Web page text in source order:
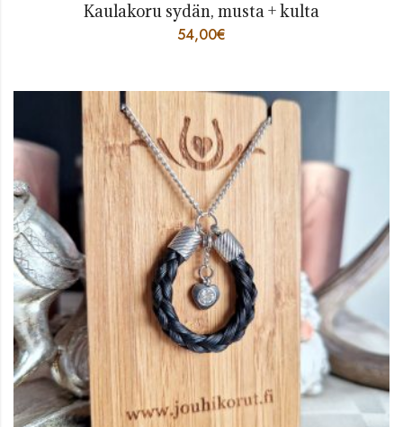
Kaulakoru sydän, musta + kulta
54,00€